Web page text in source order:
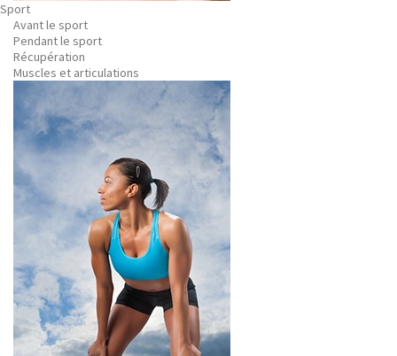
Sport
Avant le sport
Pendant le sport
Récupération
Muscles et articulations